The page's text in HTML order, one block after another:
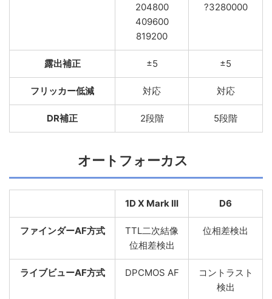
204800
409600
819200
?3280000
露出補正 ±5 ±5
フリッカー低減 対応 対応
DR補正 2段階 5段階
オートフォーカス
1D X Mark III D6
ファインダーAF方式
TTL二次結像
位相差検出
位相差検出
ライブビューAF方式 DPCMOS AF
コントラスト
検出